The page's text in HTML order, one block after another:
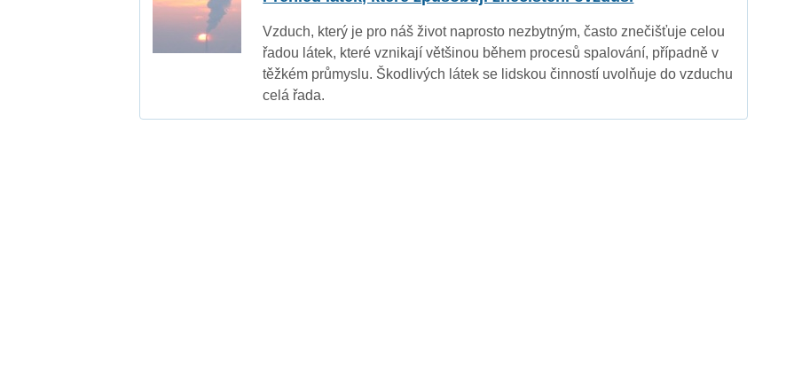
Vzduch, který je pro náš život naprosto nezbytným, často znečišťuje celou
řadou látek, které vznikají většinou během procesů spalování, případně v
těžkém průmyslu. Škodlivých látek se lidskou činností uvolňuje do vzduchu
celá řada.